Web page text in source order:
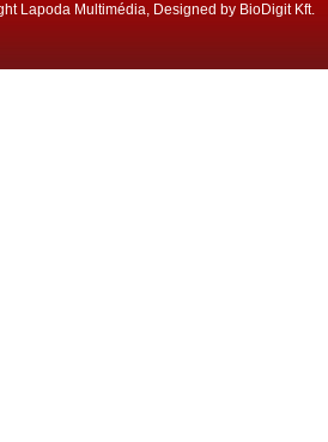
Lapoda Multimédia, Designed by BioDigit Kft.